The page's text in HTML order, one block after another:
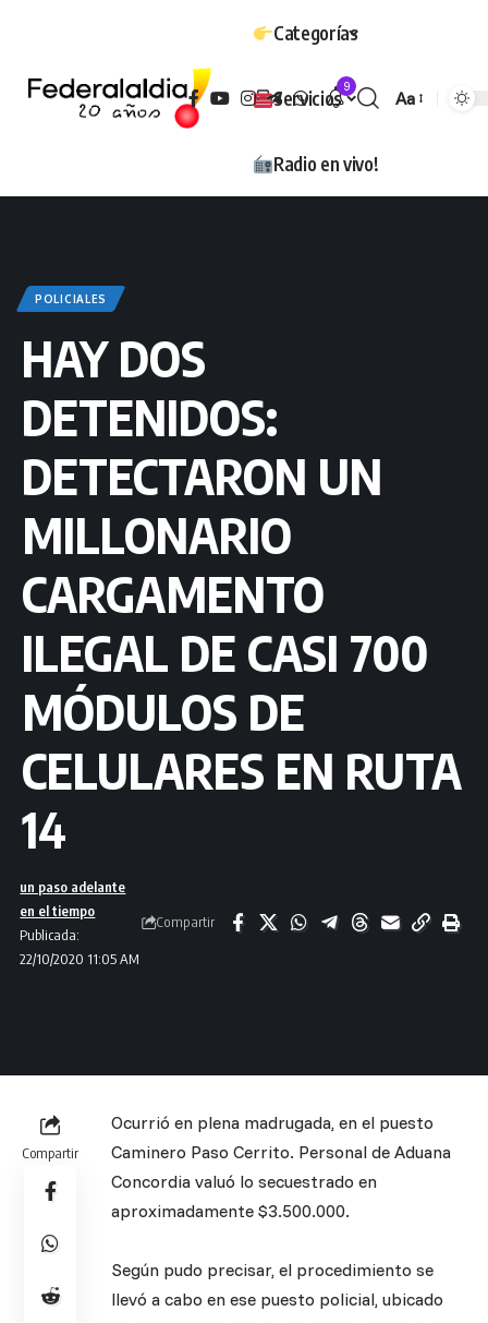
Categorías
Servicios
Radio en vivo!
9
Tamaño
Aa
POLICIALES
HAY DOS
DETENIDOS:
DETECTARON UN
MILLONARIO
CARGAMENTO
ILEGAL DE CASI 700
MÓDULOS DE
CELULARES EN RUTA
14
Publicada:
22/10/2020 11:05 AM
un paso adelante
en el tiempo
Compartir
Compartir
Ocurrió en plena madrugada, en el puesto
Caminero Paso Cerrito. Personal de Aduana
Concordia valuó lo secuestrado en
aproximadamente $3.500.000.
Según pudo precisar, el procedimiento se
llevó a cabo en ese puesto policial, ubicado